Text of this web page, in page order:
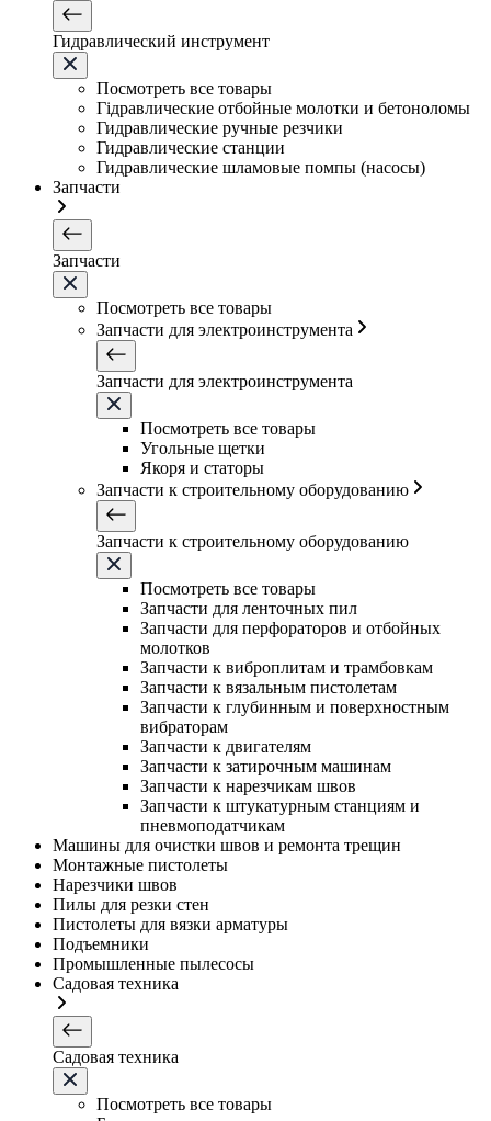
Гидравлический инструмент
Посмотреть все товары
Гідравлические отбойные молотки и бетоноломы
Гидравлические ручные резчики
Гидравлические станции
Гидравлические шламовые помпы (насосы)
Запчасти
Запчасти
Посмотреть все товары
Запчасти для электроинструмента
Запчасти для электроинструмента
Посмотреть все товары
Угольные щетки
Якоря и статоры
Запчасти к строительному оборудованию
Запчасти к строительному оборудованию
Посмотреть все товары
Запчасти для ленточных пил
Запчасти для перфораторов и отбойных
молотков
Запчасти к виброплитам и трамбовкам
Запчасти к вязальным пистолетам
Запчасти к глубинным и поверхностным
вибраторам
Запчасти к двигателям
Запчасти к затирочным машинам
Запчасти к нарезчикам швов
Запчасти к штукатурным станциям и
пневмоподатчикам
Машины для очистки швов и ремонта трещин
Монтажные пистолеты
Нарезчики швов
Пилы для резки стен
Пистолеты для вязки арматуры
Подъемники
Промышленные пылесосы
Садовая техника
Садовая техника
Посмотреть все товары